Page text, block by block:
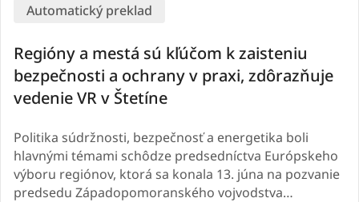
Regióny a mestá sú kľúčom k zaisteniu
bezpečnosti a ochrany v praxi, zdôrazňuje
vedenie VR v Štetíne
Politika súdržnosti, bezpečnosť a energetika boli
hlavnými témami schôdze predsedníctva Európskeho
výboru regiónov, ktorá sa konala 13. júna na pozvanie
predsedu Západopomoranského vojvodstva…
Automatický preklad